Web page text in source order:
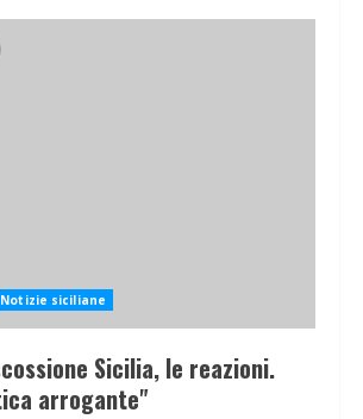
Notizie siciliane
Sicilia, le reazioni.
arrogante"